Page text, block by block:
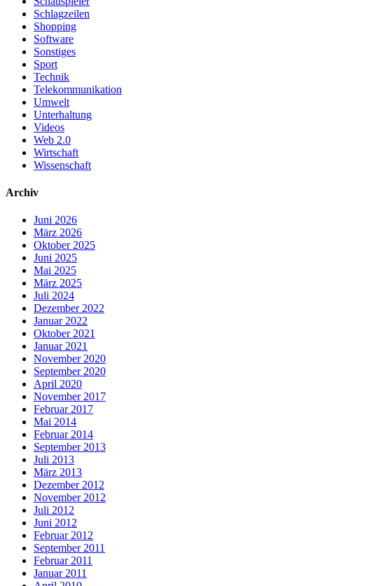
Schlagzeilen
Shopping
Software
Sonstiges
Sport
Technik
Telekommunikation
Umwelt
Unterhaltung
Videos
Web 2.0
Wirtschaft
Wissenschaft
Archiv
Juni 2026
März 2026
Oktober 2025
Juni 2025
Mai 2025
März 2025
Juli 2024
Dezember 2022
Januar 2022
Oktober 2021
Januar 2021
November 2020
September 2020
April 2020
November 2017
Februar 2017
Mai 2014
Februar 2014
September 2013
Juli 2013
März 2013
Dezember 2012
November 2012
Juli 2012
Juni 2012
Februar 2012
September 2011
Februar 2011
Januar 2011